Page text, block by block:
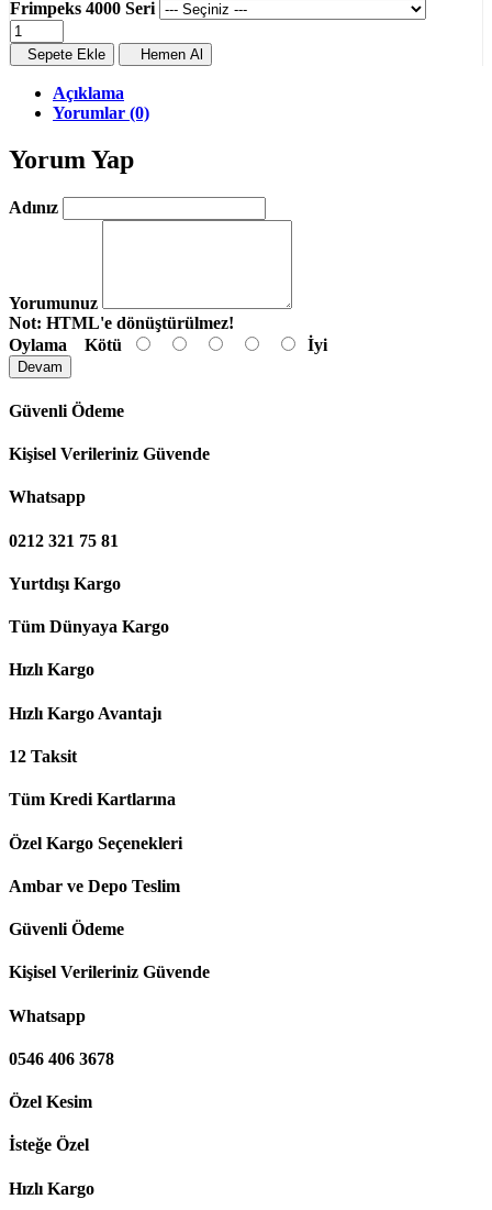
Frimpeks 4000 Seri
Sepete Ekle Hemen Al
Açıklama
Yorumlar (0)
Yorum Yap
Adınız
Yorumunuz
Not: HTML'e dönüştürülmez!
Oylama Kötü İyi
Devam
Güvenli Ödeme
Kişisel Verileriniz Güvende
Whatsapp
0212 321 75 81
Yurtdışı Kargo
Tüm Dünyaya Kargo
Hızlı Kargo
Hızlı Kargo Avantajı
12 Taksit
Tüm Kredi Kartlarına
Özel Kargo Seçenekleri
Ambar ve Depo Teslim
Güvenli Ödeme
Kişisel Verileriniz Güvende
Whatsapp
0546 406 3678
Özel Kesim
İsteğe Özel
Hızlı Kargo